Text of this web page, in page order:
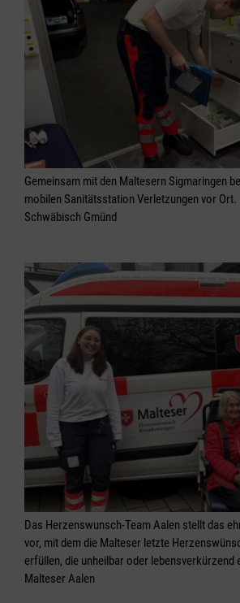
Gemeinsam mit den Maltesern Sigmaringen
mobilen Sanitätsstation Verletzungen vor
Schwäbisch Gmünd
Das Herzenswunsch-Team Aalen stellt das
vor, mit dem die Malteser letzte
erfüllen, die unheilbar oder lebensverkürzend
Malteser Aalen